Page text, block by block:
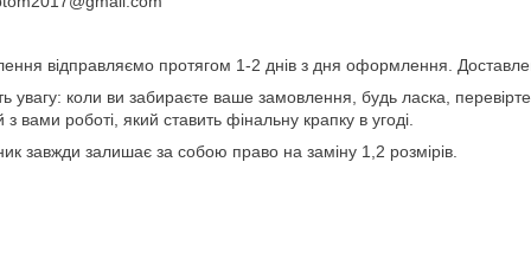
відправляємо протягом 1-2 днів з дня оформлення.
увагу: коли ви забираєте ваше замовлення, будь ласка,
з вами роботі, який ставить фінальну крапку в угоді.
завжди залишає за собою право на заміну 1,2 розмірів.